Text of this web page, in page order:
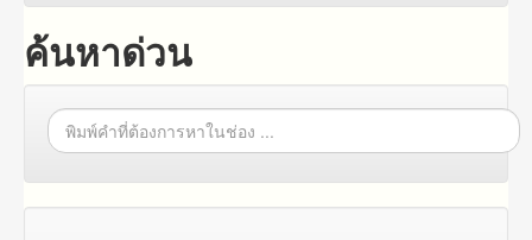
ค้นหาด่วน